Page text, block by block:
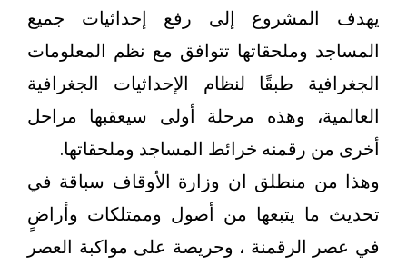
يهدف المشروع إلى رفع إحداثيات جميع
المساجد وملحقاتها تتوافق مع نظم المعلومات
الجغرافية طبقًا لنظام الإحداثيات الجغرافية
العالمية، وهذه مرحلة أولى سيعقبها مراحل
أخرى من رقمنه خرائط المساجد وملحقاتها.
وهذا من منطلق ان وزارة الأوقاف سباقة في
تحديث ما يتبعها من أصول وممتلكات وأراضٍ
في عصر الرقمنة ، وحريصة على مواكبة العصر